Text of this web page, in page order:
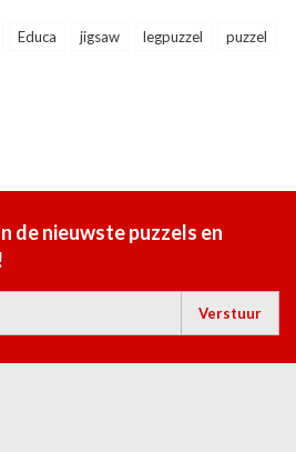
Educa jigsaw legpuzzel puzzel
de nieuwste puzzels en
Verstuur